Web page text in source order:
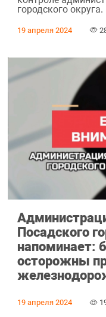
городского округа.
19 апреля 2024
Посадского
напоминает:
осторожны
19 апреля 2024